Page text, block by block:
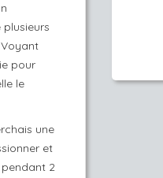
pour
le
une
et
pendant 2